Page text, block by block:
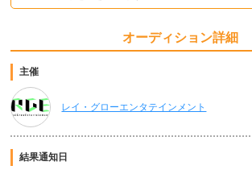
オーディション詳細
主催
レイ・グローエンタテインメント
結果通知日